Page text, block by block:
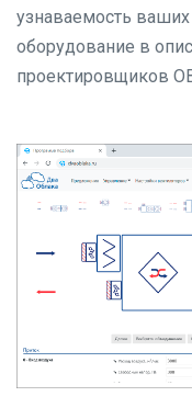
узнаваемость
оборудование в
проектировщиков